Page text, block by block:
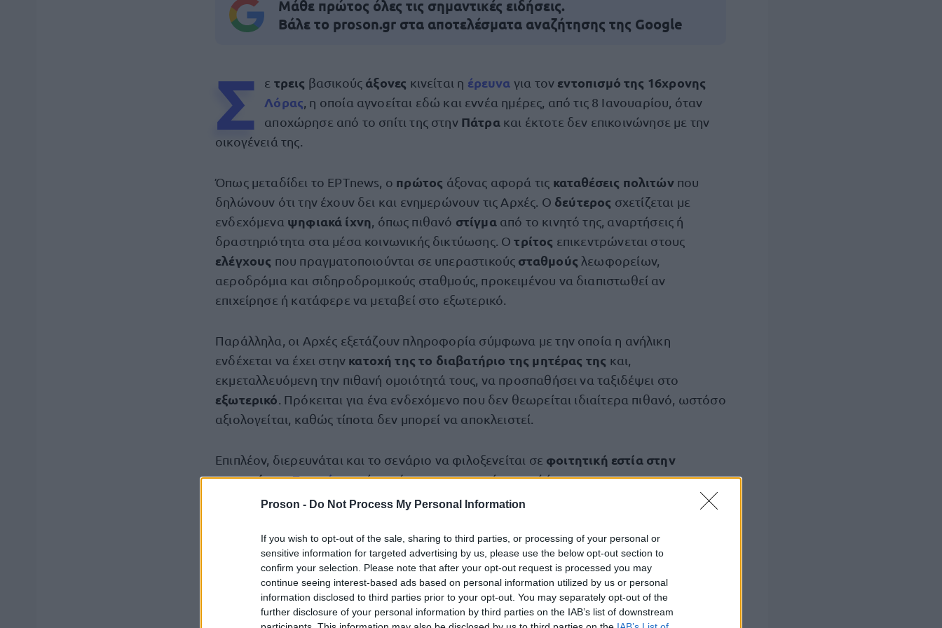
Proson - Do Not Process My Personal Information
If you wish to opt-out of the sale, sharing to third parties, or processing of your personal or
sensitive information for targeted advertising by us, please use the below opt-out section to
confirm your selection. Please note that after your opt-out request is processed you may
continue seeing interest-based ads based on personal information utilized by us or personal
information disclosed to third parties prior to your opt-out. You may separately opt-out of the
further disclosure of your personal information by third parties on the IAB’s list of downstream
Μάθε πρώτος όλες τις σημαντικές ειδήσεις.
Βάλε το proson.gr στα αποτελέσματα αναζήτησης της Google
Σ ε τρεις βασικούς άξονες κινείται η έρευνα για τον εντοπισμό της 16χρονης
Λόρας , η οποία αγνοείται εδώ και εννέα ημέρες, από τις 8 Ιανουαρίου, όταν
αποχώρησε από το σπίτι της στην Πάτρα και έκτοτε δεν επικοινώνησε με την
οικογένειά της.
Όπως μεταδίδει το ΕΡΤnews, ο πρώτος άξονας αφορά τις καταθέσεις πολιτώνπου
δηλώνουν ότι την έχουν δει και ενημερώνουν τις Αρχές. Ο δεύτερος σχετίζεται με
ενδεχόμενα ψηφιακά ίχνη , όπως πιθανό στίγμα από το κινητό της, αναρτήσεις ή
δραστηριότητα στα μέσα κοινωνικής δικτύωσης. Οτρίτος επικεντρώνεται στους
ελέγχους που πραγματοποιούνται σε υπεραστικούς σταθμούς λεωφορείων,
αεροδρόμια και σιδηροδρομικούς σταθμούς, προκειμένου να διαπιστωθεί αν
επιχείρησε ή κατάφερε να μεταβεί στο εξωτερικό.
Παράλληλα, οι Αρχές εξετάζουν πληροφορία σύμφωνα με την οποία η ανήλικη
ενδέχεται να έχει στην κατοχή της το διαβατήριο της μητέρας της και,
εκμεταλλευόμενη την πιθανή ομοιότητά τους, να προσπαθήσει να ταξιδέψει στο
εξωτερικό . Πρόκειται για ένα ενδεχόμενο που δεν θεωρείται ιδιαίτερα πιθανό, ωστόσο
αξιολογείται, καθώς τίποτα δεν μπορεί να αποκλειστεί.
Επιπλέον, διερευνάται και το σενάριο να φιλοξενείται σε φοιτητική εστία στην
περιοχή τουΖωγράφου, όπου έχουν εντοπιστεί σχετικά ίχνη της.
Ο πρόεδρος του «Χαμόγελου του Παιδιού», Κώστας Γιαννόπουλος, μιλώντας στην
εκπομπή «Σαββατοκύριακο από τις 5», αναφέρθηκε σε«ολιγωρία συγκεκριμένου
ανθρώπου»ως προς τη διαχείριση της υπόθεσης, επισημαίνοντας ότι «κάποιος
συγκεκριμένος από τις Αρχές καθυστέρησε» τη διαδικασία, καθώς η εξαφάνιση